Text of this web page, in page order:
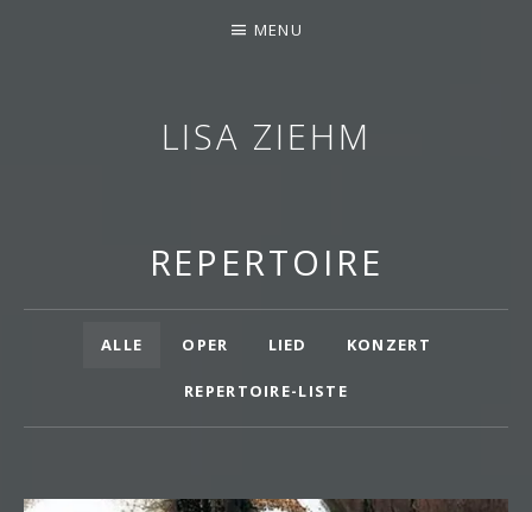
LISA ZIEHM
MENU
REPERTOIRE
Repertoire
ALLE OPER LIED KONZERT
REPERTOIRE-LISTE